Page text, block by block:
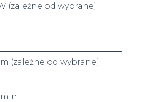
(zależne od wybranej
(zależne od wybranej